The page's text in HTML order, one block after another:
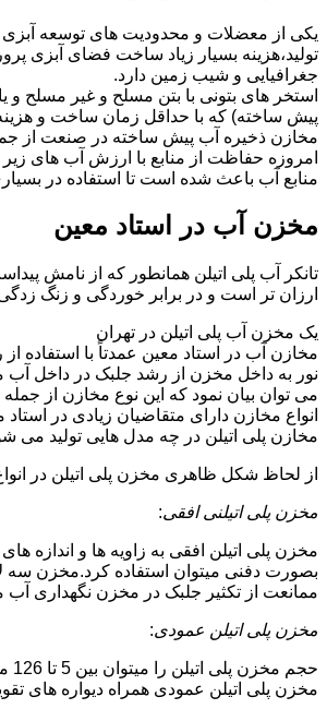
یکی از معضلات و محدودیت های توسعه آبزی
تولید،هزینه بسیار زیاد ساخت فضای
جغرافیایی و شیب زمین دارد.
استخر های بتونی با بتن مسلح و غیر مسلح
پیش ساخته) که با حداقل زمان ساخت و
مخازن ذخیره آب پیش ساخته در صنعت از
امروزه حفاظت از منابع با ارزش آب های
منابع آب باعث شده است تا استفاده در
مخزن آب در استاد معین
تانکر آب پلی اتیلن همانطور که از نامش
ارزان تر است و در برابر خوردگی و زنگ
یک مخزن آب پلی اتیلن در تهران
مخازن آب در استاد معین عمدتاً با
نور به داخل مخزن از رشد جلبک در داخل آب
می توان بیان نمود که این نوع مخازن از
انواع مخازن دارای متقاضیان زیادی در
مخازن پلی اتیلن در چه مدل هایی تولید می
از لحاظ شکل ظاهری مخزن پلی اتیلن در
مخزن پلی اتیلنی افقی:
مخزن پلی اتیلن افقی به زاویه ها و اندازه
بصورت دفنی میتوان استفاده کرد.مخزن سه
ممانعت از تکثیر جلبک در مخزن نگهداری آب
مخزن پلی اتیلن عمودی:
حجم مخزن پلی اتیلن را میتوان بین 5 تا 126 مترمکعب (5 هزار لیتر تا 126 هزار لیتر) در نظر گرفت.در انواع تک لایه،دولایه و سه لایه که قابل تولید می باشد.
مخزن پلی اتیلن عمودی همراه دیواره های